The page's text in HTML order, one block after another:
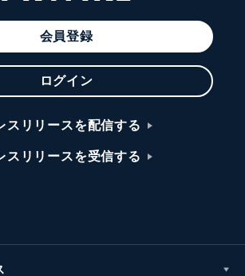
会員登録
ログイン
スリリースを配信する
スリリースを受信する